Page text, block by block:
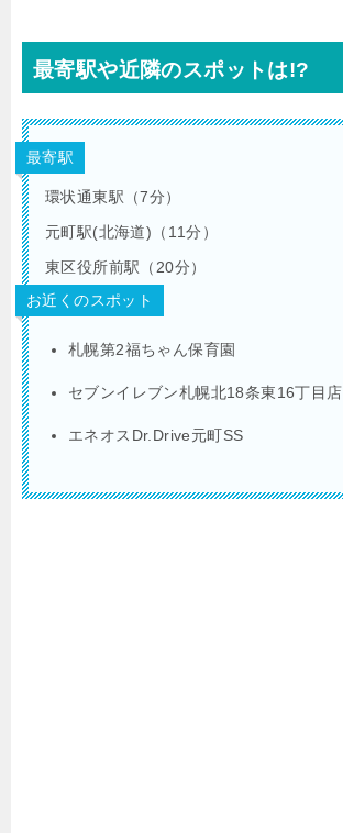
最寄駅や近隣のスポットは!?
最寄駅
環状通東駅（7分）
元町駅(北海道)（11分）
東区役所前駅（20分）
お近くのスポット
札幌第2福ちゃん保育園
セブンイレブン札幌北18条東16丁目店
エネオスDr.Drive元町SS